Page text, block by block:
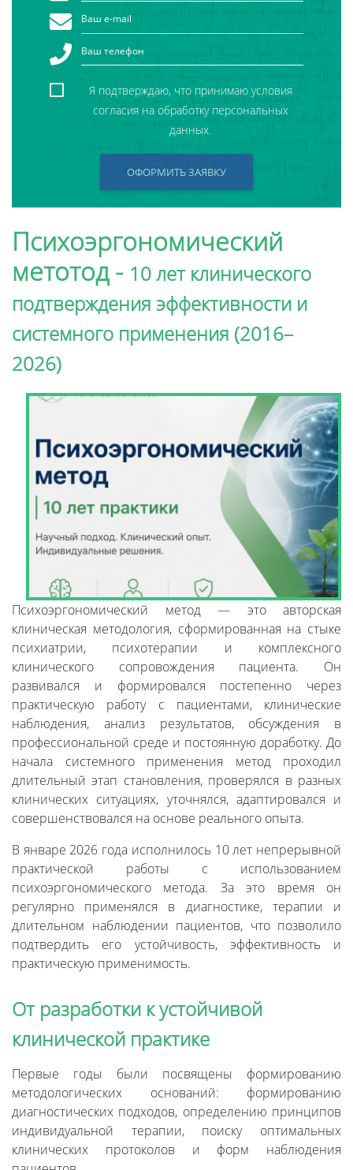
Я подтверждаю, что принимаю условия
согласия на обработку персональных
данных.
ОФОРМИТЬ ЗАЯВКУ
Психоэргономический
метотод - 10 лет клинического
подтверж­дения эффективности и
системного применения (2016–
2026)
Психоэргономический метод — это авторская
клиническая методология, сформированная на стыке
психиатрии, психотерапии и комплексного
клинического сопровождения пациента. Он
развивался и формировался постепенно через
практическую работу с пациентами, клинические
наблюдения, анализ результатов, обсуждения в
профессиональной среде и постоянную доработку. До
начала системного применения метод проходил
длительный этап становления, проверялся в разных
клинических ситуациях, уточнялся, адаптировался и
совершенствовался на основе реального опыта.
В январе 2026 года исполнилось 10 лет непрерывной
практической работы с использованием
психоэргономического метода. За это время он
регулярно применялся в диагностике, терапии и
длительном наблюдении пациентов, что позволило
подтвердить его устойчивость, эффективность и
практическую применимость.
От разработки к устойчивой
клинической практике
Первые годы были посвящены формированию
методологических оснований: формированию
диагностических подходов, определению принципов
индивидуальной терапии, поиску оптимальных
клинических протоколов и форм наблюдения